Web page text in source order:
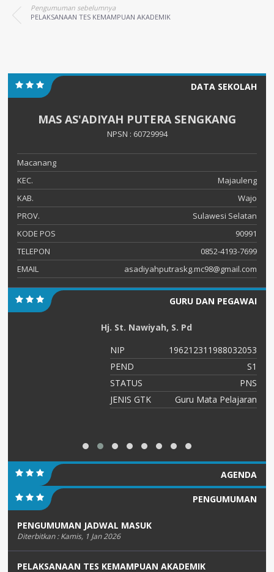
Pengumuman sebelumnya
PELAKSANAAN TES KEMAMPUAN AKADEMIK
DATA SEKOLAH
MAS AS'ADIYAH PUTERA SENGKANG
NPSN : 60729994
Macanang
KEC.
Majauleng
KAB.
Wajo
PROV.
Sulawesi Selatan
KODE POS
90991
TELEPON
0852-4193-7699
EMAIL
asadiyahputraskg.mc98@gmail.com
GURU DAN PEGAWAI
Hj. St. Nawiyah, S. Pd
NIP
196212311988032053
PEND
S1
STATUS
PNS
JENIS GTK
Guru Mata Pelajaran
AGENDA
PENGUMUMAN
PENGUMUMAN JADWAL MASUK
Diterbitkan :Kamis, 1 Jan 2026
PELAKSANAAN TES KEMAMPUAN AKADEMIK